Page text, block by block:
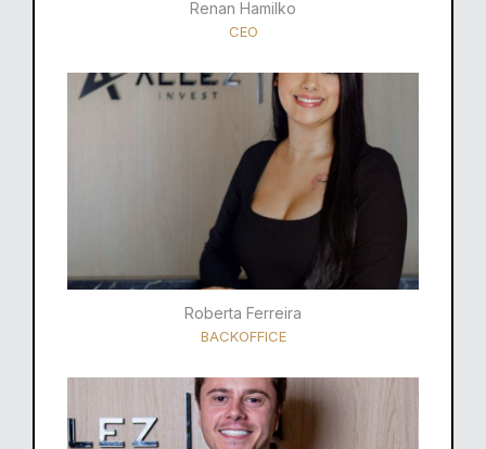
Renan Hamilko​
CEO
Roberta Ferreira
BACKOFFICE